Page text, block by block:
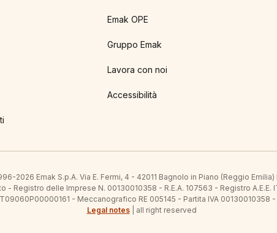
Emak OPE
Gruppo Emak
Lavora con noi
Accessibilità
2026 Emak S.p.A. Via E. Fermi, 4 - 42011 Bagnolo in Piano (Reggio Emilia)
- Registro delle Imprese N. 00130010358 - R.E.A. 107563 - Registro
- Meccanografico RE 005145 - Partita IVA 00130010358
Legal notes| all right reserved